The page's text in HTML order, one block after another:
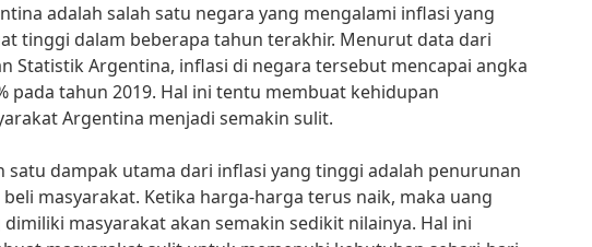
adalah salah satu negara yang mengalami inflasi yang
tinggi dalam beberapa tahun terakhir. Menurut data dari
Statistik Argentina, inflasi di negara tersebut mencapai angka
pada tahun 2019. Hal ini tentu membuat kehidupan
Argentina menjadi semakin sulit.
satu dampak utama dari inflasi yang tinggi adalah penurunan
beli masyarakat. Ketika harga-harga terus naik, maka uang
dimiliki masyarakat akan semakin sedikit nilainya. Hal ini